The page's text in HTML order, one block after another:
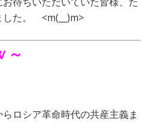
した。 <m(__)m>
～
ロシア革命時代の共産主義ま